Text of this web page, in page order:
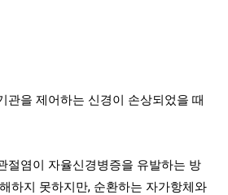
관을 제어하는 신경이 손상되었을 때
절염이 자율신경병증을 유발하는 방
하지 못하지만, 순환하는 자가항체와